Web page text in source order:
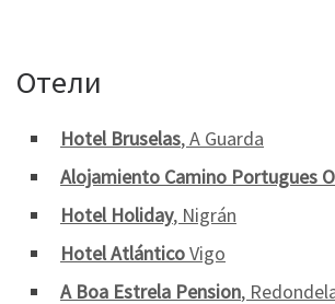
Отели
Hotel Bruselas, A Guarda
Alojamiento Camino Portugues
Hotel Holiday, Nigrán
Hotel AtlánticoVigo
A Boa Estrela Pension,